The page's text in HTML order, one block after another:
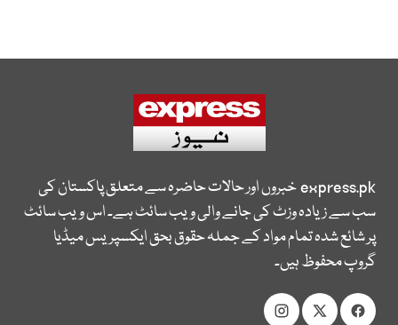
express.pkخبروں اور حالات حاضرہ سے متعلق پاکستان کی
سب سے زیادہ وزٹ کی جانے والی ویب سائٹ ہے۔ اس ویب سائٹ
پر شائع شدہ تمام مواد کے جملہ حقوق بحق ایکسپریس میڈیا
گروپ محفوظ ہیں۔